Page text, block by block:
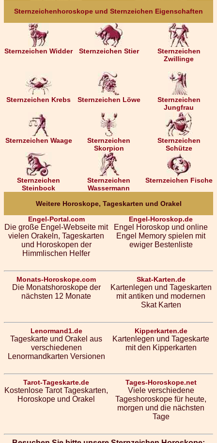
Sternzeichenhoroskope und Sternzeichen Eigenschaften
Sternzeichen Widder Sternzeichen Stier
Sternzeichen
Zwillinge
Sternzeichen Krebs Sternzeichen Löwe
Sternzeichen
Jungfrau
Sternzeichen Waage
Sternzeichen
Skorpion
Sternzeichen
Schütze
Sternzeichen
Steinbock
Sternzeichen
Wassermann
Sternzeichen Fische
Weitere Horoskope, Tageskarten und Orakel
Engel-Portal.com
Die große Engel-Webseite mit
vielen Orakeln, Tageskarten
und Horoskopen der
Himmlischen Helfer
Engel-Horoskop.de
Engel Horoskop und online
Engel Memory spielen mit
ewiger Bestenliste
Monats-Horoskope.com
Die Monatshoroskope der
nächsten 12 Monate
Skat-Karten.de
Kartenlegen und Tageskarten
mit antiken und modernen
Skat Karten
Lenormand1.de
Tageskarte und Orakel aus
verschiedenen
Lenormandkarten Versionen
Kipperkarten.de
Kartenlegen und Tageskarte
mit den Kipperkarten
Tarot-Tageskarte.de
Kostenlose Tarot Tageskarten,
Horoskope und Orakel
Tages-Horoskope.net
Viele verschiedene
Tageshoroskope für heute,
morgen und die nächsten
Tage